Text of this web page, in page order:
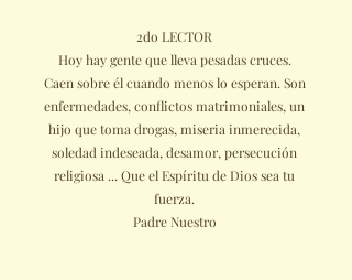
2do LECTOR
Hoy hay gente que lleva pesadas cruces.
Caen sobre él cuando menos lo esperan. Son
enfermedades, conflictos matrimoniales, un
hijo que toma drogas, miseria inmerecida,
soledad indeseada, desamor, persecución
religiosa ... Que el Espíritu de Dios sea tu
fuerza.
Padre Nuestro